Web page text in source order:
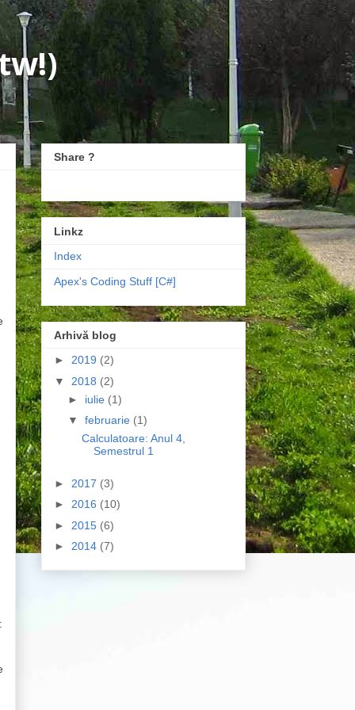
Share ?
Linkz
Index
Apex's Coding Stuff [C#]
Arhivă blog
► 2019 (2)
▼ 2018 (2)
► iulie (1)
▼ februarie (1)
Calculatoare: Anul 4,
Semestrul 1
► 2017 (3)
► 2016 (10)
► 2015 (6)
► 2014 (7)